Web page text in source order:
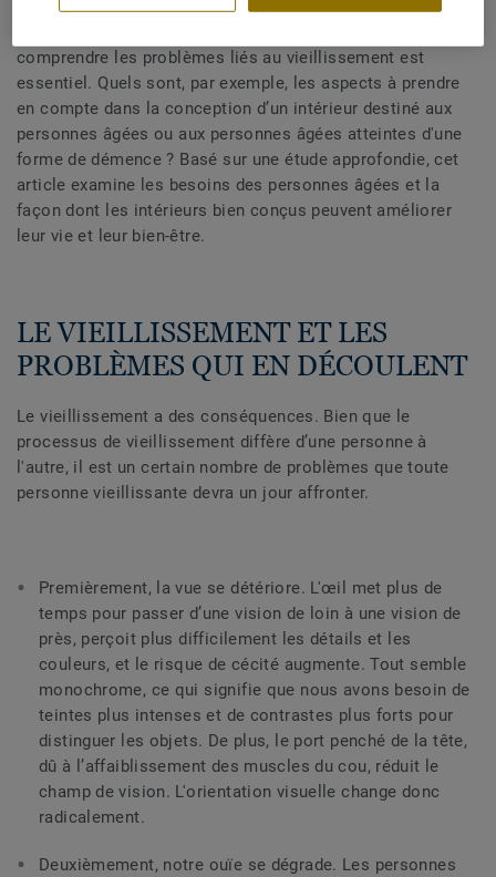
nécessitent de plus en plus de soins. Pour préserver
comprendre les problèmes liés au vieillissement est
essentiel. Quels sont, par exemple, les aspects à prendre
en compte dans la conception d’un intérieur destiné aux
personnes âgées ou aux personnes âgées atteintes d'une
forme de démence ? Basé sur une étude approfondie, cet
article examine les besoins des personnes âgées et la
façon dont les intérieurs bien conçus peuvent améliorer
leur vie et leur bien-être.
LE VIEILLISSEMENT ET LES
PROBLÈMES QUI EN DÉCOULENT
Le vieillissement a des conséquences. Bien que le
processus de vieillissement diffère d’une personne à
l'autre, il est un certain nombre de problèmes que toute
personne vieillissante devra un jour affronter.
Premièrement, la vue se détériore. L'œil met plus de
temps pour passer d’une vision de loin à une vision de
près, perçoit plus difficilement les détails et les
couleurs, et le risque de cécité augmente. Tout semble
monochrome, ce qui signifie que nous avons besoin de
teintes plus intenses et de contrastes plus forts pour
distinguer les objets. De plus, le port penché de la tête,
dû à l’affaiblissement des muscles du cou, réduit le
champ de vision. L'orientation visuelle change donc
radicalement.
Deuxièmement, notre ouïe se dégrade. Les personnes